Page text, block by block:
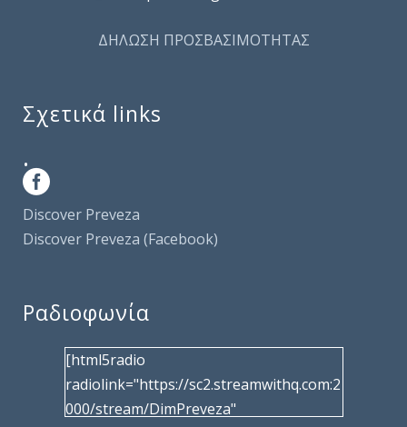
ΔΗΛΩΣΗ ΠΡΟΣΒΑΣΙΜΟΤΗΤΑΣ
Σχετικά links
.
Discover Preveza
Discover Preveza (Facebook)
Ραδιοφωνία
[html5radio
radiolink="https://sc2.streamwithq.com:2
000/stream/DimPreveza"